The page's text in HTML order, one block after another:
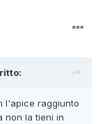
l'apice raggiunto
non la tieni in